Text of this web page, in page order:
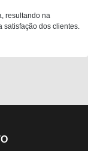
resultando na
dos clientes.